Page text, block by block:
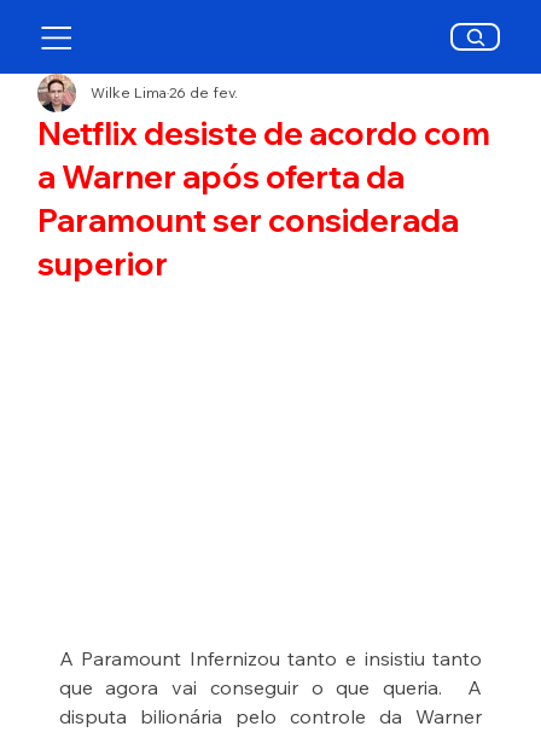
Netflix desiste de acordo com
a Warner após oferta da
Paramount ser considerada
superior
Wilke Lima26 de fev.
A Paramount Infernizou tanto e insistiu tanto
que agora vai conseguir o que queria.  A
disputa bilionária pelo controle da Warner